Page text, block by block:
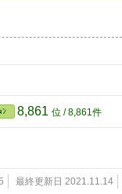
ﾝ 8,861 位 / 8,861件
最終更新日 2021.11.14